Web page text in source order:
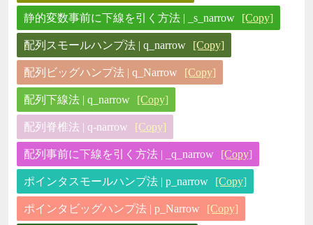
静的変数事前に下線を引く方法 | _s_narrow [Copy]
配列スモールハンプ法 | q_narrow [Copy]
配列ビッグハンプ法 | q_Narrow [Copy]
配列下線法 | q_narrow [Copy]
配列脊椎法 | q-narrow [Copy]
配列事前に下線を引く方法 | _q_narrow [Copy]
ポインタスモールハンプ法 | p_narrow [Copy]
ポインタビッグハンプ法 | p_Narrow [Copy]